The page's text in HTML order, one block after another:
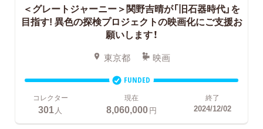
＜グレートジャーニー＞関野吉晴が「旧石器時代」を
目指す! 異色の探検プロジェクトの映画化にご支援お
願いします！
東京都 映画
FUNDED
コレクター
301 人
現在
8,060,000円
終了
2024/12/02